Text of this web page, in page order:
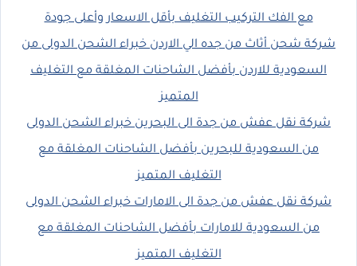
مع الفك التركيب التغليف بأقل الاسعار وأعلى جودة
شركة شحن أثاث من جده الي الاردن خبراء الشحن الدولى من
السعودية للاردن بأفضل الشاحنات المغلقة مع التغليف
المتميز
شركة نقل عفش من جدة الى البحرين خبراء الشحن الدولى
من السعودية للبحرين بأفضل الشاحنات المغلقة مع
التغليف المتميز
شركة نقل عفش من جدة الى الامارات خبراء الشحن الدولى
من السعودية للامارات بأفضل الشاحنات المغلقة مع
التغليف المتميز